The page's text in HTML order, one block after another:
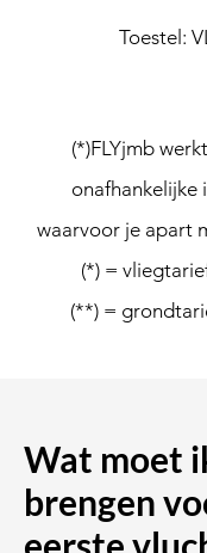
Toestel:
(*)FLYjmb
onafhankelijke
waarvoor je apart
(*) =
(**) =
Wat moet
brengen
eerste